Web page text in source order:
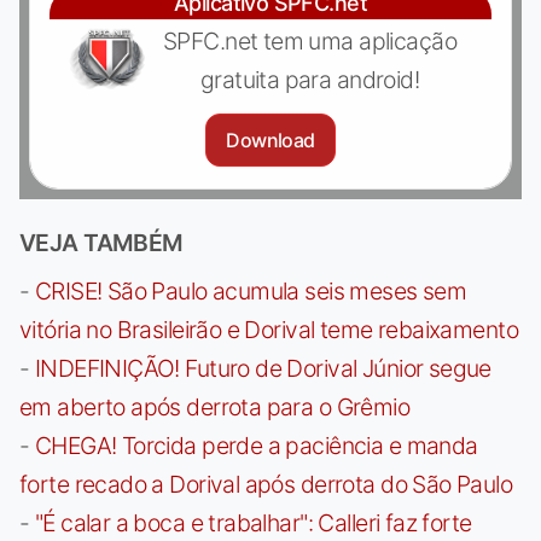
SPFC.net tem uma aplicação
gratuita para android!
Download
VEJA TAMBÉM
- CRISE! São Paulo acumula seis meses sem
vitória no Brasileirão e Dorival teme rebaixamento
- INDEFINIÇÃO! Futuro de Dorival Júnior segue
em aberto após derrota para o Grêmio
- CHEGA! Torcida perde a paciência e manda
forte recado a Dorival após derrota do São Paulo
- "É calar a boca e trabalhar": Calleri faz forte